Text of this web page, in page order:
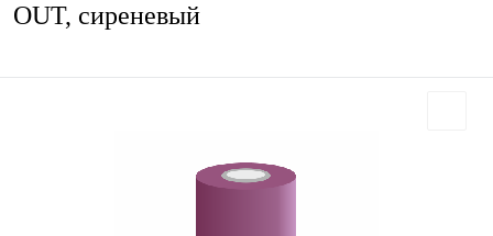
OUT, сиреневый